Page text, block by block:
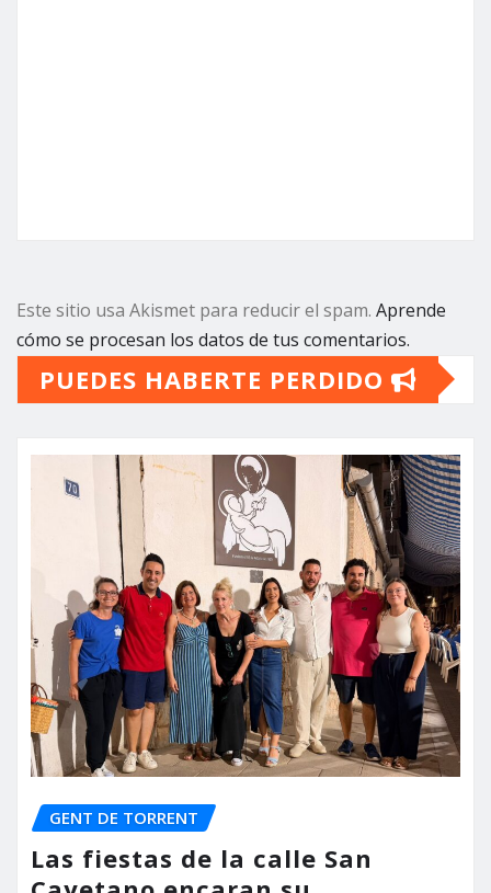
Este sitio usa Akismet para reducir el spam. Aprende
cómo se procesan los datos de tus comentarios.
PUEDES HABERTE PERDIDO
GENT DE TORRENT
Las fiestas de la calle San